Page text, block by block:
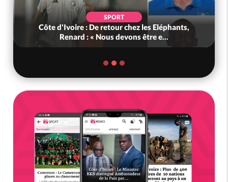
SPORT
Côte d'Ivoire : De retour chez les Eléphants,
Renard : « Nous devons être e...